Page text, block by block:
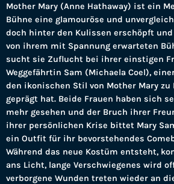
Mother Mary (Anne Hathaway) ist ein
Bühne eine glamouröse und
doch hinter den Kulissen erschöpft
von ihrem mit Spannung erwarteten
sucht sie Zuflucht bei ihrer einstigen
Weggefährtin Sam (Michaela Coel),
den ikonischen Stil von Mother Mary
geprägt hat. Beide Frauen haben sich
mehr gesehen und der Bruch ihrer
ihrer persönlichen Krise bittet Mary
ein Outfit für ihr bevorstehendes
Während das neue Kostüm entsteht,
ans Licht, lange Verschwiegenes wird
verborgene Wunden treten wieder an